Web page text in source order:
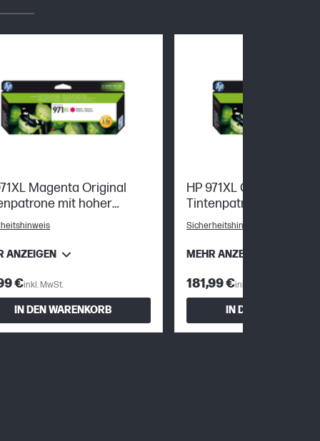
Magenta Original
mit hoher
ANZEIGEN
€inkl. MwSt.
IN DEN WARENKORB
HP 971XL Cyan Original
Tintenpatrone mit
Reichweite
Sicherheitshinweis
MEHR ANZEIGEN
181,99 €inkl. MwSt.
IN DEN